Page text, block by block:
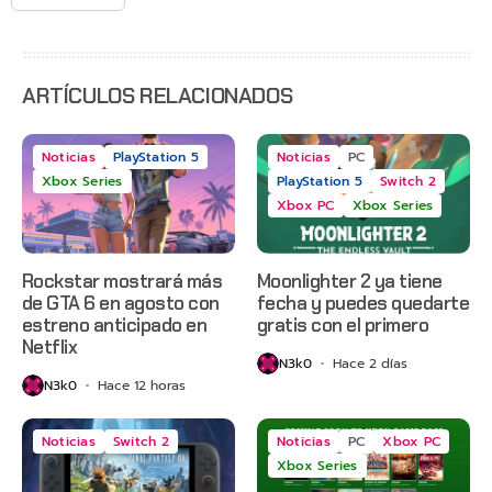
Gears of
2 y más
ARTÍCULOS RELACIONADOS
Noticias
PlayStation 5
Xbox Series
Rockstar mostrará más
de GTA 6 en agosto con
estreno anticipado en
Netflix
N3k0 Hace 12 horas
Noticias
PC
PlayStation 5
Switch 2
Xbox PC
Xbox Series
Moonlighter 2 ya tiene
fecha y puedes quedarte
gratis con el primero
N3k0 Hace 2 días
Noticias Switch 2 Noticias PC
Xbox PC
Xbox Series